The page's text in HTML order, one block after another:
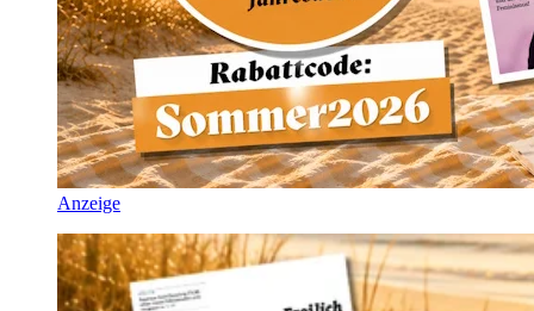
Anzeige